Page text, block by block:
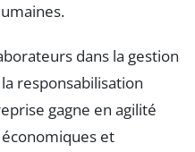
dans la gestion
responsabilisation
gagne en agilité
et